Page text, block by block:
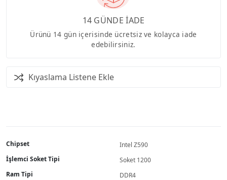
14 GÜNDE İADE
Ürünü 14 gün içerisinde ücretsiz ve kolayca iade
edebilirsiniz.
Kıyaslama Listene Ekle
Chipset
Intel Z590
İşlemci Soket Tipi
Soket 1200
Ram Tipi
DDR4